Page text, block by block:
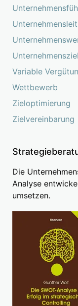
Unternehmensziel
Variable
Wettbewerb
Zieloptimierung
Zielvereinbarung
Die
Analyse
umsetzen.